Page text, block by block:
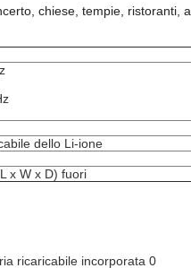
chiese, tempie, ristoranti,
dello Li-ione
x W x D) fuori